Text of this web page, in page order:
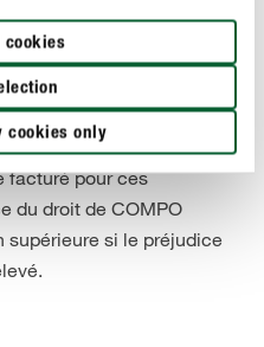
cookies only
le contrat est résolu de
préalable au
COMPO Benelux soit
auquel cas le Client est
d'une indemnité forfaitaire
facturé pour ces
du droit de COMPO
supérieure si le préjudice